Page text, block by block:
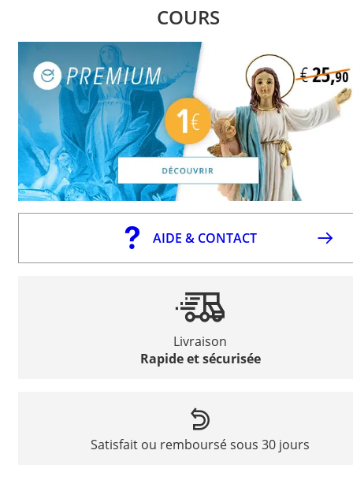
COURS
AIDE & CONTACT
Livraison
Rapide et sécurisée
Satisfait ou remboursé sous 30 jours